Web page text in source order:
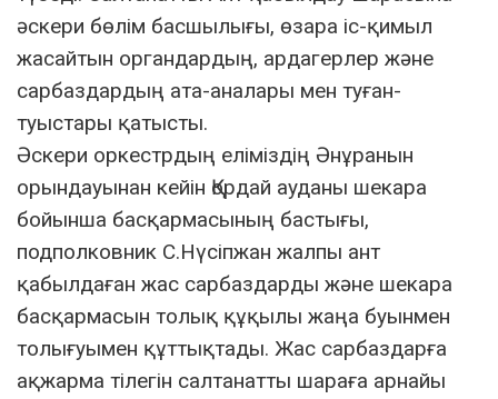
әскери бөлім басшылығы, өзара іс-қимыл
жасайтын органдардың, ардагерлер және
сарбаздардың ата-аналары мен туған-
туыстары қатысты.
Әскери оркестрдың еліміздің Әнұранын
орындауынан кейін Қордай ауданы шекара
бойынша басқармасының бастығы,
подполковник С.Нүсіпжан жалпы ант
қабылдаған жас сарбаздарды және шекара
басқармасын толық құқылы жаңа буынмен
толығуымен құттықтады. Жас сарбаздарға
ақжарма тілегін салтанатты шараға арнайы